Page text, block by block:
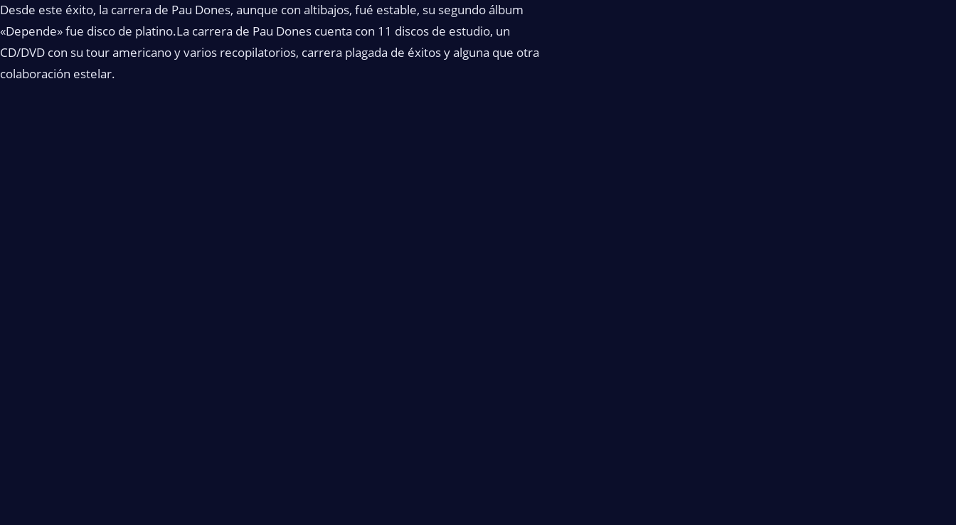
Desde este éxito, la carrera de Pau Dones, aunque con altibajos, fué estable, su segundo álbum
«Depende» fue disco de platino.La carrera de Pau Dones cuenta con 11 discos de estudio, un
CD/DVD con su tour americano y varios recopilatorios, carrera plagada de éxitos y alguna que otra
colaboración estelar.